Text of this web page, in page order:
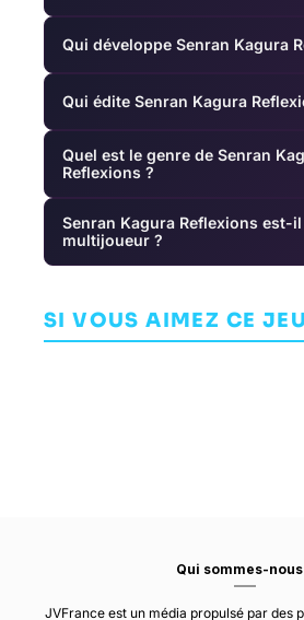
Qui développe Senran Kagura
Qui édite Senran Kagura
Quel est le genre de Senran
Reflexions ?
Senran Kagura Reflexions est-
multijoueur ?
SI VOUS AIMEZ CE JEU
AVENTURE
COURSE
Qui sommes-nous
JVFrance est un média propulsé par des